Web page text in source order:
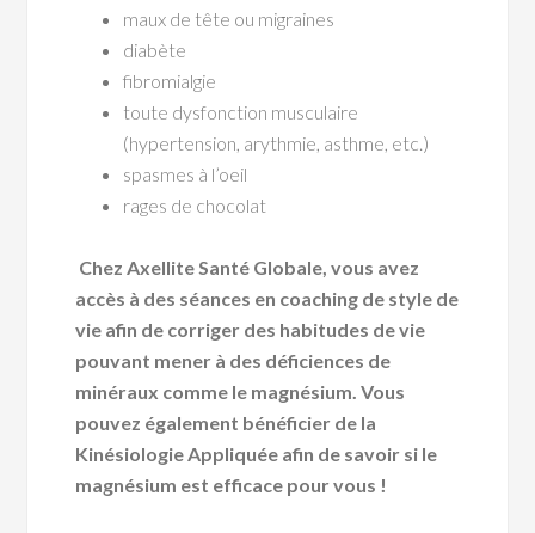
maux de tête ou migraines
diabète
fibromialgie
toute dysfonction musculaire
(hypertension, arythmie, asthme, etc.)
spasmes à l’oeil
rages de chocolat
Chez Axellite Santé Globale, vous avez
accès à des séances en coaching de style de
vie afin de corriger des habitudes de vie
pouvant mener à des déficiences de
minéraux comme le magnésium. Vous
pouvez également bénéficier de la
Kinésiologie Appliquée afin de savoir si le
magnésium est efficace pour vous !